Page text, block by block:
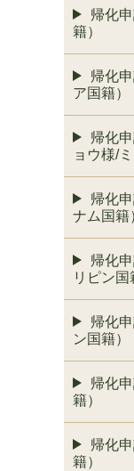
帰化
籍）
帰化
ア国籍）
帰化
ョウ様/
帰化
ナム国籍
帰化
リピン国
帰化
ン国籍）
帰化
籍）
帰化
籍）